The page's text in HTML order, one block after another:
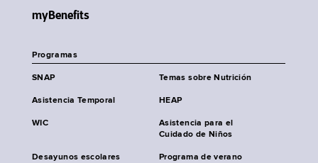
myBenefits
Programas
SNAP Temas sobre Nutrición
Asistencia Temporal HEAP
WIC
Asistencia para el
Cuidado de Niños
Desayunos escolares
Programa de verano